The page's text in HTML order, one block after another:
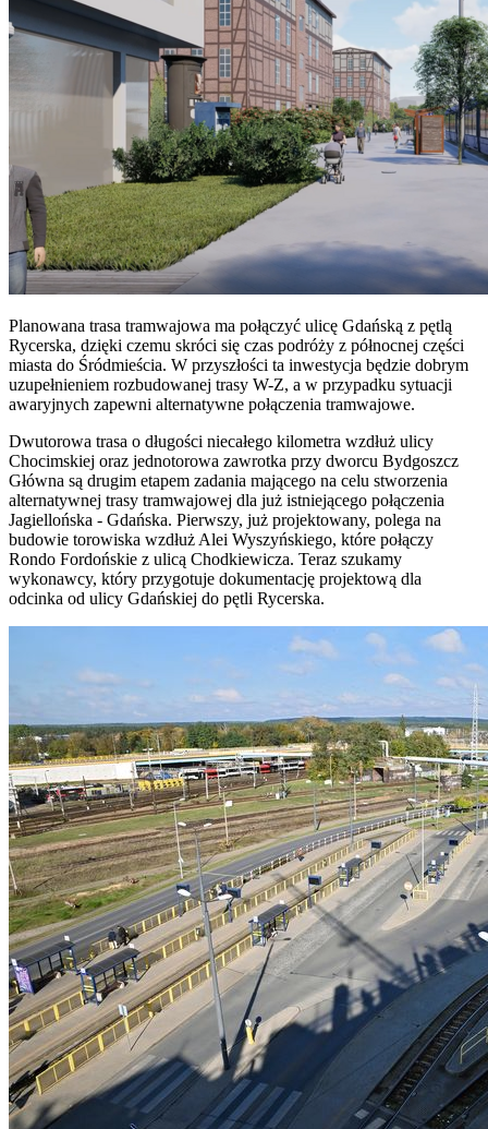
Planowana trasa tramwajowa ma połączyć ulicę Gdańską z pętlą
Rycerska, dzięki czemu skróci się czas podróży z północnej części
miasta do Śródmieścia. W przyszłości ta inwestycja będzie dobrym
uzupełnieniem rozbudowanej trasy W-Z, a w przypadku sytuacji
awaryjnych zapewni alternatywne połączenia tramwajowe.
Dwutorowa trasa o długości niecałego kilometra wzdłuż ulicy
Chocimskiej oraz jednotorowa zawrotka przy dworcu Bydgoszcz
Główna są drugim etapem zadania mającego na celu stworzenia
alternatywnej trasy tramwajowej dla już istniejącego połączenia
Jagiellońska - Gdańska. Pierwszy, już projektowany, polega na
budowie torowiska wzdłuż Alei Wyszyńskiego, które połączy
Rondo Fordońskie z ulicą Chodkiewicza. Teraz szukamy
wykonawcy, który przygotuje dokumentację projektową dla
odcinka od ulicy Gdańskiej do pętli Rycerska.